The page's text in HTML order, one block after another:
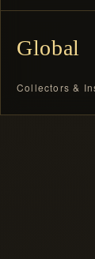
Global
Collectors &